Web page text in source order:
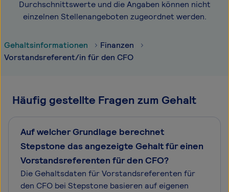
Durchschnittswerte und die Angaben können nicht
einzelnen Stellenangeboten zugeordnet werden.
Gehaltsinformationen
Finanzen
Vorstandsreferent/in für den CFO
Häufig gestellte Fragen zum Gehalt
Auf welcher Grundlage berechnet
Stepstone das angezeigte Gehalt für einen
Vorstandsreferenten für den CFO?
Die Gehaltsdaten für Vorstandsreferenten für
den CFO bei Stepstone basieren auf eigenen